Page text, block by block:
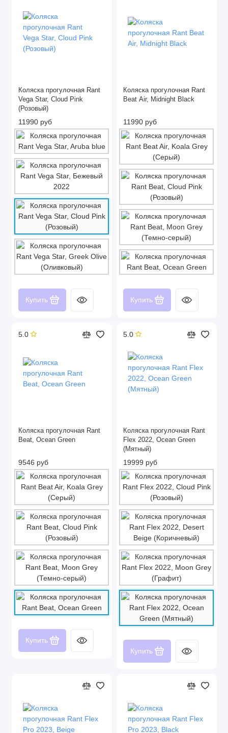
Коляска прогулочная Rant
Vega Star, Cloud Pink
(Розовый)
11990 руб
Купить
Коляска прогулочная Rant
Beat Air, Midnight Black
11990 руб
Купить
5.0
Коляска прогулочная Rant
Beat, Ocean Green
9546 руб
Купить
5.0
Коляска прогулочная Rant
Flex 2022, Ocean Green
(Мятный)
19999 руб
Купить